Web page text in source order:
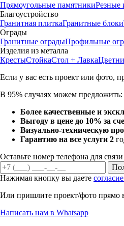
Прямоугольные памятникиРезные
Благоустройство
Гранитная плиткаГранитные блоки
Ограды
Гранитные оградыПрофильные
Изделия из металла
КрестыСтойкаСтол + Лавка
Если у вас есть проект или фото,
В 95% случаях можем предложить:
Более качественные и
Выгоду в цене до 10% за
Визуально-техническую
Гарантию на все услуги 2
Оставьте номер телефона для связи
Нажимая кнопку вы даете
Или пришлите проект/фото прямо
Написать нам в Whatsapp